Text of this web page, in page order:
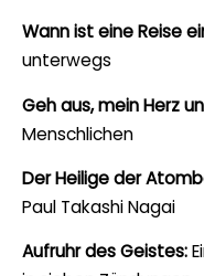
Wann ist eine Reise
unterwegs
Geh aus, mein Herz
Menschlichen
Der Heilige der
Paul Takashi Nagai
Aufruhr des Geistes: